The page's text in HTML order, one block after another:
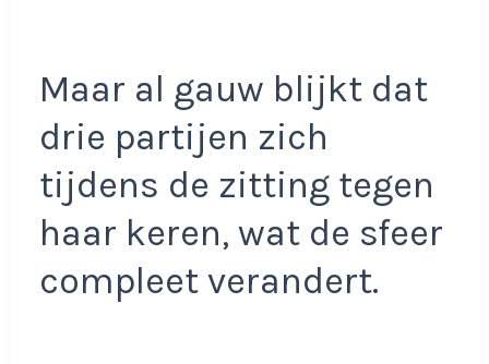
Maar al gauw blijkt dat
drie partijen zich
tijdens de zitting tegen
haar keren, wat de sfeer
compleet verandert.